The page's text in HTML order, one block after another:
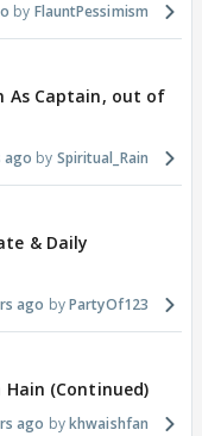
FlauntPessimism
As Captain, out of
ago Spiritual_Rain
& Daily
ago PartyOf123
Hain (Continued)
ago khwaishfan